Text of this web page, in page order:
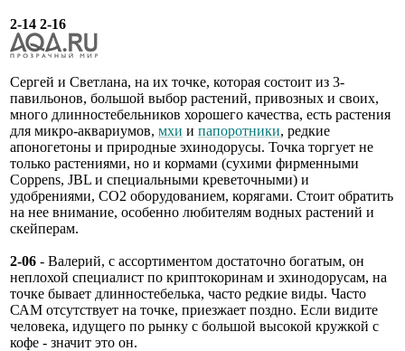
2-14 2-16
Сергей и Светлана, на их точке, которая состоит из 3-
павильонов, большой выбор растений, привозных и своих,
много длинностебельников хорошего качества, есть растения
для микро-аквариумов, мхи и папоротники, редкие
апоногетоны и природные эхинодорусы. Точка торгует не
только растениями, но и кормами (сухими фирменными
Coppens, JBL и специальными креветочными) и
удобрениями, СО2 оборудованием, корягами. Стоит обратить
на нее внимание, особенно любителям водных растений и
скейперам.
2-06 - Валерий, с ассортиментом достаточно богатым, он
неплохой специалист по криптокоринам и эхинодорусам, на
точке бывает длинностебелька, часто редкие виды. Часто
САМ отсутствует на точке, приезжает поздно. Если видите
человека, идущего по рынку с большой высокой кружкой с
кофе - значит это он.